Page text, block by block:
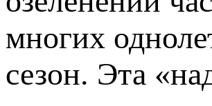
многих
сезон. Эта